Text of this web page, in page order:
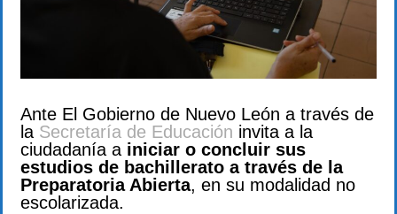
Ante El Gobierno de Nuevo León a través de
la Secretaría de Educación invita a la
ciudadanía a iniciar o concluir sus
estudios de bachillerato a través de la
Preparatoria Abierta, en su modalidad no
escolarizada.